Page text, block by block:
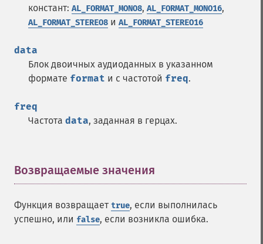
констант: AL_FORMAT_MONO8, AL_FORMAT_MONO16,
AL_FORMAT_STEREO8 и AL_FORMAT_STEREO16
data
Блок двоичных аудиоданных в указанном
формате format и с частотой freq.
freq
Частота data, заданная в герцах.
Возвращаемые значения
Функция возвращает true, если выполнилась
успешно, или false, если возникла ошибка.